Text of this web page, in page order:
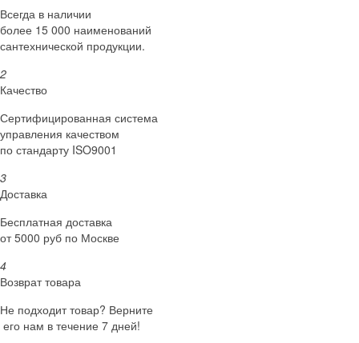
Всегда в наличии
более 15 000 наименований
сантехнической продукции.
2
Качество
Сертифициро­ванная система
управления качеством
по стандарту ISO9001
3
Доставка
Бесплатная доставка
от 5000 руб по Москве
4
Возврат товара
Не подходит товар? Верните
его нам в течение 7 дней!